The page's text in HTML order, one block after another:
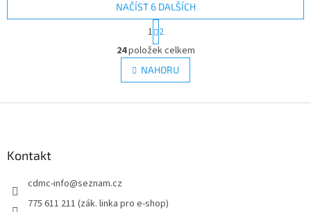
O
v
l
á
y
NAČÍST 6 DALŠÍCH
t
r
á
n
k
v
1 2
24položek celkem
NAHORU
Kontakt
cdmc-info@seznam.cz
775 611 211 (zák. linka pro e-shop)